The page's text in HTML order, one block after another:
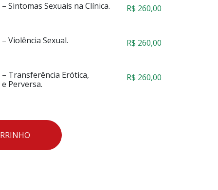
Sintomas Sexuais na Clínica. R$ 260,00
Violência Sexual. R$ 260,00
Transferência Erótica,
Perversa.
R$ 260,00